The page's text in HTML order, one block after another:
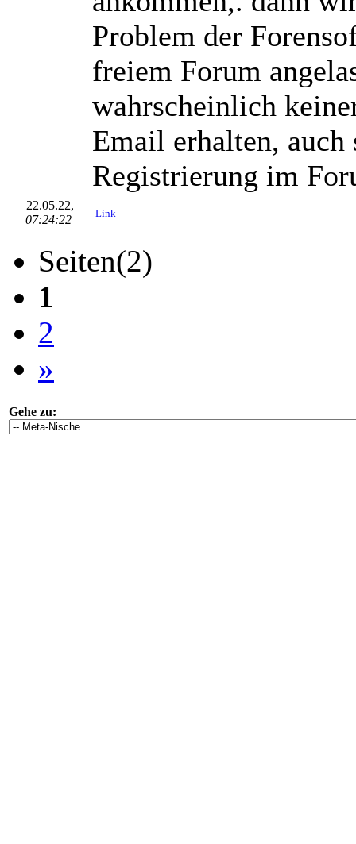
Problem der
freiem Forum
wahrscheinlich
Email erhalten,
Registrierung im
22.05.22,
07:24:22
Link
Seiten(2)
1
2
»
Gehe zu: